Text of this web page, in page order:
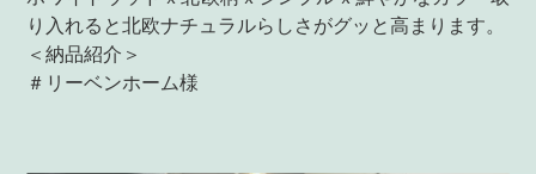
り入れると北欧ナチュラルらしさがグッと高まります。
＜納品紹介＞
＃リーベンホーム様